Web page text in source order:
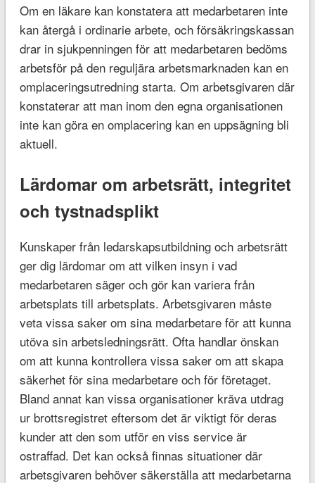
Om en läkare kan konstatera att medarbetaren inte
kan återgå i ordinarie arbete, och försäkringskassan
drar in sjukpenningen för att medarbetaren bedöms
arbetsför på den reguljära arbetsmarknaden kan en
omplaceringsutredning starta. Om arbetsgivaren där
konstaterar att man inom den egna organisationen
inte kan göra en omplacering kan en uppsägning bli
aktuell.
Lärdomar om arbetsrätt, integritet
och tystnadsplikt
Kunskaper från ledarskapsutbildning och arbetsrätt
ger dig lärdomar om att vilken insyn i vad
medarbetaren säger och gör kan variera från
arbetsplats till arbetsplats. Arbetsgivaren måste
veta vissa saker om sina medarbetare för att kunna
utöva sin arbetsledningsrätt. Ofta handlar önskan
om att kunna kontrollera vissa saker om att skapa
säkerhet för sina medarbetare och för företaget.
Bland annat kan vissa organisationer kräva utdrag
ur brottsregistret eftersom det är viktigt för deras
kunder att den som utför en viss service är
ostraffad. Det kan också finnas situationer där
arbetsgivaren behöver säkerställa att medarbetarna